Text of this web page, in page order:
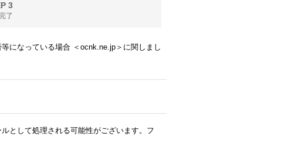
3
了
になっている場合 ＜ocnk.ne.jp＞に関しまし
として処理される可能性がございます。フ